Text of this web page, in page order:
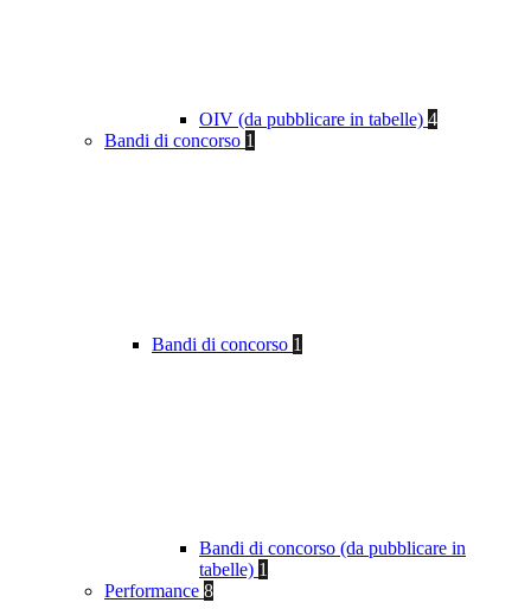
OIV (da pubblicare in tabelle) 4
Bandi di concorso 1
Bandi di concorso 1
Bandi di concorso (da pubblicare in
tabelle) 1
Performance 8